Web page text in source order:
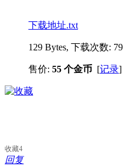
下载地址.txt
129 Bytes, 下载次数: 79
售价: 55 个金币 [记录]
收藏4
回复